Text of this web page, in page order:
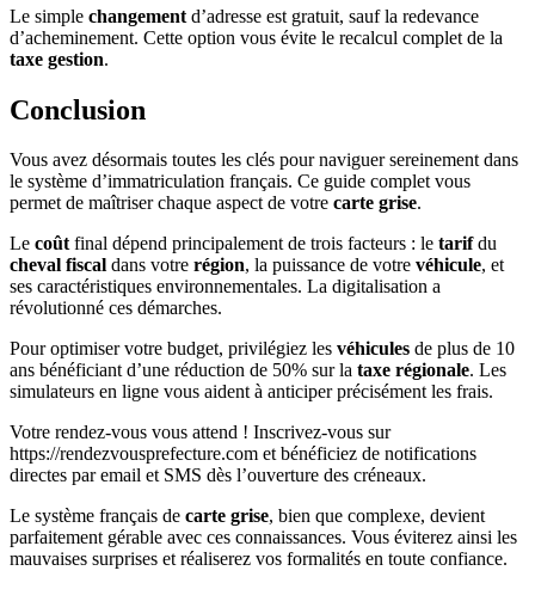
Le simple changement d’adresse est gratuit, sauf la redevance
d’acheminement. Cette option vous évite le recalcul complet de la
taxe gestion.
Conclusion
Vous avez désormais toutes les clés pour naviguer sereinement dans
le système d’immatriculation français. Ce guide complet vous
permet de maîtriser chaque aspect de votre carte grise.
Le coûtfinal dépend principalement de trois facteurs : le tarifdu
cheval fiscal dans votre région, la puissance de votre véhicule, et
ses caractéristiques environnementales. La digitalisation a
révolutionné ces démarches.
Pour optimiser votre budget, privilégiez les véhicules de plus de 10
ans bénéficiant d’une réduction de 50% sur la taxe régionale. Les
simulateurs en ligne vous aident à anticiper précisément les frais.
Votre rendez-vous vous attend ! Inscrivez-vous sur
https://rendezvousprefecture.com et bénéficiez de notifications
directes par email et SMS dès l’ouverture des créneaux.
Le système français de carte grise, bien que complexe, devient
parfaitement gérable avec ces connaissances. Vous éviterez ainsi les
mauvaises surprises et réaliserez vos formalités en toute confiance.